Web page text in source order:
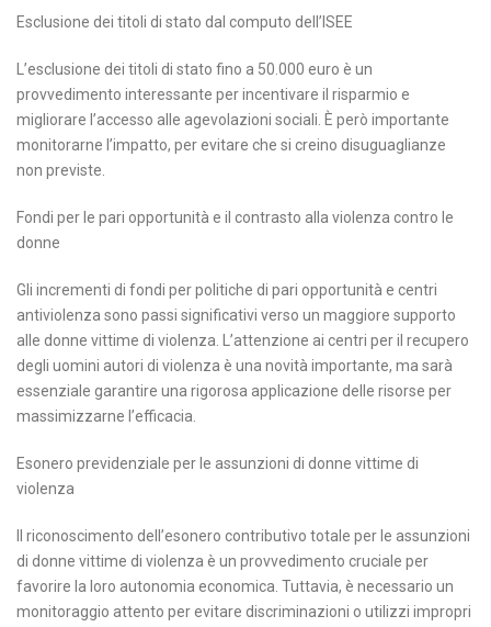
Esclusione dei titoli di stato dal computo dell’ISEE
L’esclusione dei titoli di stato fino a 50.000 euro è un
provvedimento interessante per incentivare il risparmio e
migliorare l’accesso alle agevolazioni sociali. È però importante
monitorarne l’impatto, per evitare che si creino disuguaglianze
non previste.
Fondi per le pari opportunità e il contrasto alla violenza contro le
donne
Gli incrementi di fondi per politiche di pari opportunità e centri
antiviolenza sono passi significativi verso un maggiore supporto
alle donne vittime di violenza. L’attenzione ai centri per il recupero
degli uomini autori di violenza è una novità importante, ma sarà
essenziale garantire una rigorosa applicazione delle risorse per
massimizzarne l’efficacia.
Esonero previdenziale per le assunzioni di donne vittime di
violenza
Il riconoscimento dell’esonero contributivo totale per le assunzioni
di donne vittime di violenza è un provvedimento cruciale per
favorire la loro autonomia economica. Tuttavia, è necessario un
monitoraggio attento per evitare discriminazioni o utilizzi impropri